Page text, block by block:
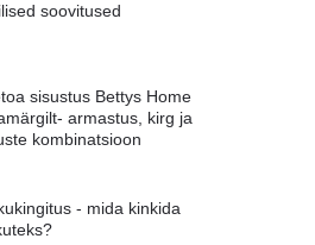
soovitused
sisustus Bettys Home
armastus, kirg ja
kombinatsioon
- mida kinkida